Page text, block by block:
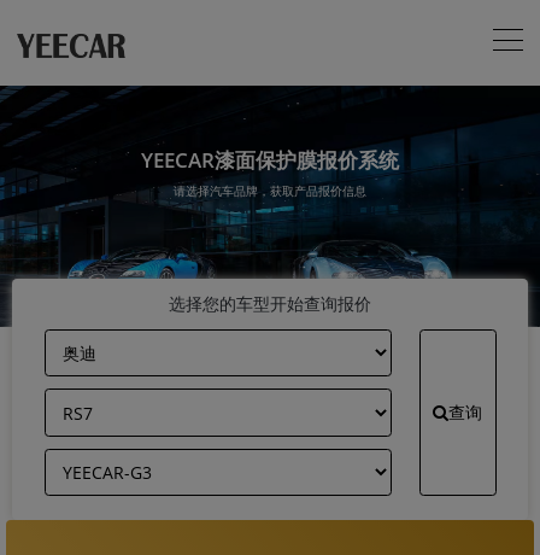
YEECAR漆面保护膜报价系统
请选择汽车品牌，获取产品报价信息
选择您的车型开始查询报价
查询